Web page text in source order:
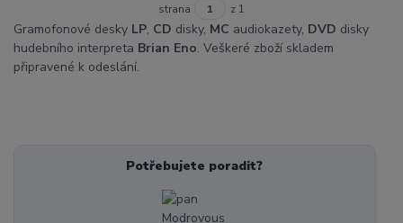
strana z 1
Gramofonové desky LP, CD disky, MC audiokazety, DVD disky
hudebního interpreta Brian Eno. Veškeré zboží skladem
připravené k odeslání.
Potřebujete poradit?